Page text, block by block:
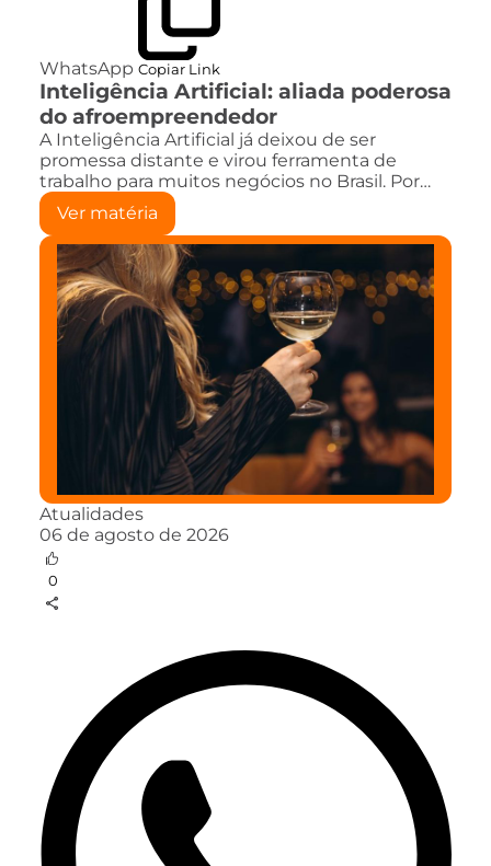
WhatsApp Copiar Link
Inteligência Artificial: aliada poderosa
do afroempreendedor
A Inteligência Artificial já deixou de ser
promessa distante e virou ferramenta de
trabalho para muitos negócios no Brasil. Por…
Ver matéria
Atualidades
06 de agosto de 2026
0